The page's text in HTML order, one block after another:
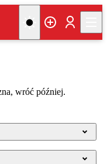
wróć później.